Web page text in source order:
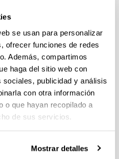
se usan para personalizar
ofrecer funciones de redes
Además, compartimos
haga del sitio web con
publicidad y análisis
con otra información
o que hayan recopilado a
de sus servicios.
Mostrar detalles
y nanopartículas, más
de fármacos poco
de ácidos nucleicos
estamos desarrollando
mediante terapia génica
(entre otras, la retinosquisis
X), enfermedades
enfermedad de Fabry) y
C crónica).
en pacientes críticos. El